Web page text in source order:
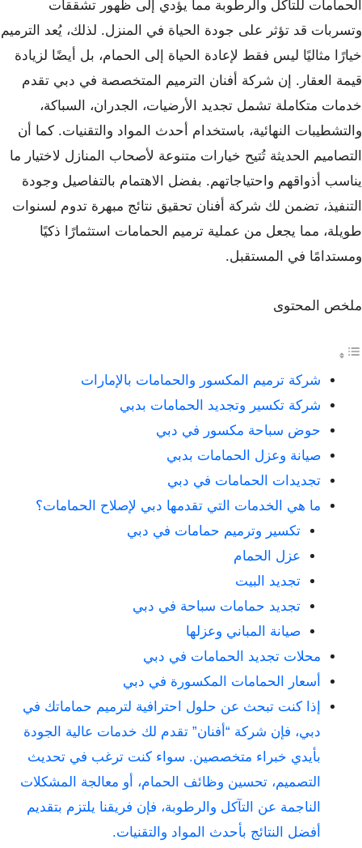
الحمامات للتآكل والرطوبة مما يؤدي إلى ظهور تشققات
وتسربات قد تؤثر على جودة الحياة في المنزل. لذلك، يُعد الترميم
خيارًا مثاليًا ليس فقط لإعادة الحياة إلى الحمام، بل أيضًا لزيادة
قيمة العقار. إن شركة أفنان الترميم المتخصصة في دبي تقدم
خدمات متكاملة تشمل تجديد الأرضيات، الجدران، السباكة،
والتشطيبات النهائية، باستخدام أحدث المواد والتقنيات. كما أن
التصاميم الحديثة تُتيح خيارات متنوعة لأصحاب المنازل لاختيار ما
يناسب أذواقهم واحتياجاتهم. بفضل الاهتمام بالتفاصيل وجودة
التنفيذ، تضمن لك شركة أفنان تحقيق نتائج مبهرة تدوم لسنوات
طويلة، مما يجعل من عملية ترميم الحمامات استثمارًا ذكيًا
ومستدامًا في المستقبل.
ملخص المحتوى
شركة ترميم المكسور والحمامات بالإمارات
شركة تكسير وتجديد الحمامات بدبي
حوض سباحة مكسور في دبي
صيانة وعزل الحمامات بدبي
تجديدات الحمامات في دبي
ما هي الخدمات التي تقدمها دبي لإصلاح الحمامات؟
تكسير وترميم حمامات في دبي
عزل الحمام
تجديد البيت
تجديد حمامات سباحة في دبي
صيانة المباني وعزلها
محلات تجديد الحمامات في دبي
أسعار الحمامات المكسورة في دبي
إذا كنت تبحث عن حلول احترافية لترميم حماماتك في
دبي، فإن شركة “أفنان” تقدم لك خدمات عالية الجودة
بأيدي خبراء متخصصين. سواء كنت ترغب في تحديث
التصميم، تحسين وظائف الحمام، أو معالجة المشكلات
الناجمة عن التآكل والرطوبة، فإن فريقنا يلتزم بتقديم
أفضل النتائج بأحدث المواد والتقنيات.